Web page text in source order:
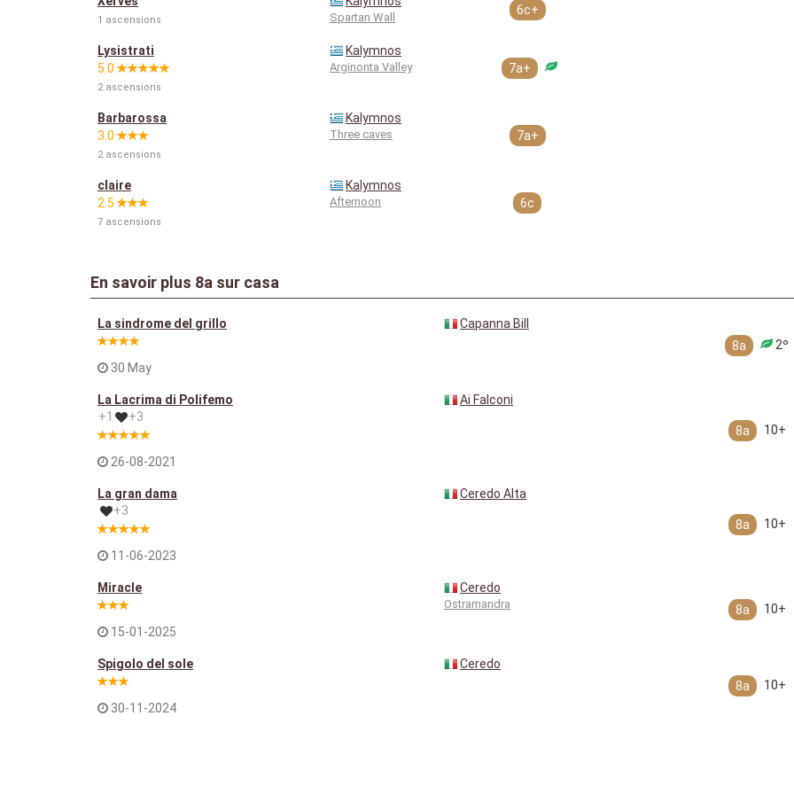
1 ascensions Spartan Wall
6c+
Lysistrati
5.0
2 ascensions
Kalymnos
Arginonta Valley 7a+
Barbarossa
3.0
2 ascensions
Kalymnos
Three caves 7a+
claire
2.5
7 ascensions
Kalymnos
Afternoon 6c
En savoir plus 8a sur casa
La sindrome del grillo
30 May
Capanna Bill
8a
2º
La Lacrima di Polifemo
+1
+3
26-08-2021
Ai Falconi
8a 10+
La gran dama
+3
11-06-2023
Ceredo Alta
8a 10+
Miracle
15-01-2025
Ceredo
Ostramandra 8a 10+
Spigolo del sole
30-11-2024
Ceredo
8a
10+